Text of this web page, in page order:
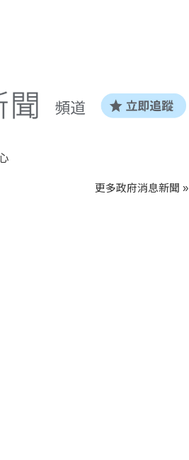
更多政府消息新聞 »